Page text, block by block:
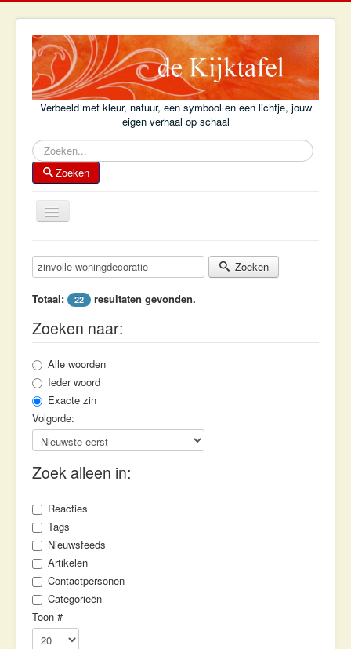
Verbeeld met kleur, natuur, een symbool en een lichtje, jouw
eigen verhaal op schaal
Zoeken
Zoeken
Schakelen
Achtergrond
Kijktafelboek
Kijktafel-voorbeelden
Workshops & Lezingen
Contact
Zoekterm: Zoeken
Totaal: 22 resultaten gevonden.
Zoeken naar:
Alle woorden
Ieder woord
Exacte zin
Volgorde:
Zoek alleen in:
Reacties
Tags
Nieuwsfeeds
Artikelen
Contactpersonen
Categorieën
Toon #